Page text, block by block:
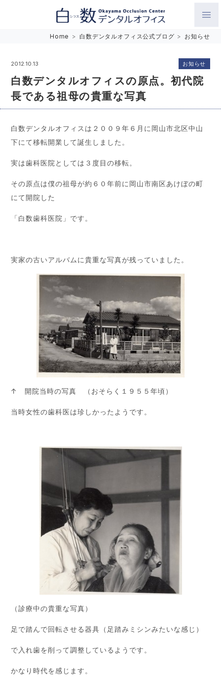
Home > 白数デンタルオフィス公式ブログ > お知らせ
2012.10.13
白数デンタルオフィスの原点。初代院
長である祖母の貴重な写真
お知らせ
白数デンタルオフィスは２００９年６月に岡山市北区中山
下にて移転開業して誕生しました。
実は歯科医院としては３度目の移転。
その原点は僕の祖母が約６０年前に岡山市南区あけぼの町
にて開院した
「白数歯科医院」です。
実家の古いアルバムに貴重な写真が残っていました。
↑ 開院当時の写真 （おそらく１９５５年頃）
当時女性の歯科医は珍しかったようです。
（診療中の貴重な写真）
足で踏んで回転させる器具（足踏みミシンみたいな感じ）
で入れ歯を削って調整しているようです。
かなり時代を感じます。